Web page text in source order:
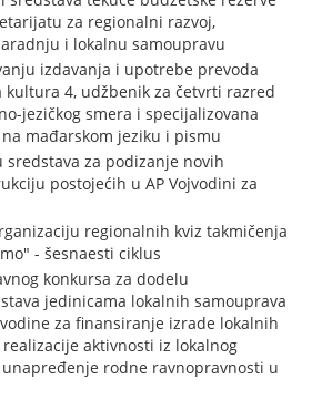
za regionalni razvoj,
i lokalnu samoupravu
izdavanja i upotrebe prevoda
kultura 4, udžbenik za četvrti razred
jezičkog smera i specijalizovana
mađarskom jeziku i pismu
sredstava za podizanje novih
postojećih u AP Vojvodini za
regionalnih kviz takmičenja
- šesnaesti ciklus
konkursa za dodelu
jedinicama lokalnih samouprava
za finansiranje izrade lokalnih
aktivnosti iz lokalnog
rodne ravnopravnosti u